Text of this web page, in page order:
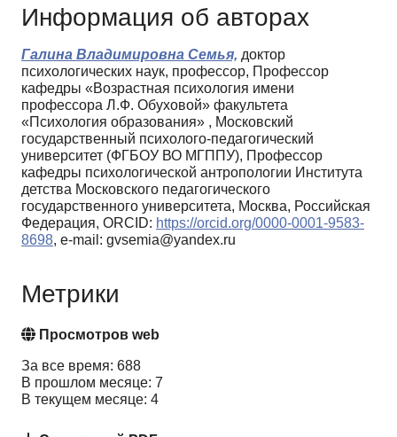
Информация об авторах
Галина Владимировна Семья, доктор
психологических наук, профессор, Профессор
кафедры «Возрастная психология имени
профессора Л.Ф. Обуховой» факультета
«Психология образования» , Московский
государственный психолого-педагогический
университет (ФГБОУ ВО МГППУ), Профессор
кафедры психологической антропологии Института
детства Московского педагогического
государственного университета, Москва, Российская
Федерация, ORCID: https://orcid.org/0000-0001-9583-
8698, e-mail: gvsemia@yandex.ru
Метрики
Просмотров web
За все время: 688
В прошлом месяце: 7
В текущем месяце: 4